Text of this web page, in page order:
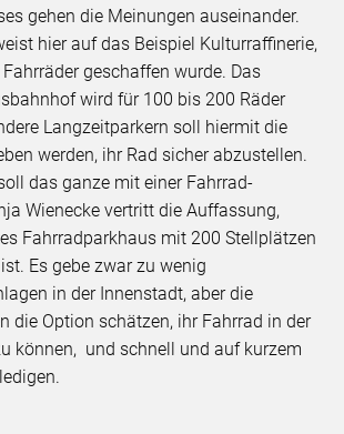
gehen die Meinungen auseinander.
hier auf das Beispiel Kulturraffinerie,
geschaffen wurde. Das
wird für 100 bis 200 Räder
Langzeitparkern soll hiermit die
werden, ihr Rad sicher abzustellen.
das ganze mit einer Fahrrad-
Wienecke vertritt die Auffassung,
Fahrradparkhaus mit 200 Stellplätzen
Es gebe zwar zu wenig
in der Innenstadt, aber die
die Option schätzen, ihr Fahrrad in der
können, und schnell und auf kurzem